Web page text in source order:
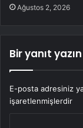
Ağustos 2, 2026
Bir yanıt yazın
E-posta adresiniz
işaretlenmişlerdir